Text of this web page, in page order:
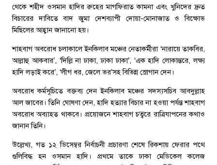
থেকে শহীদ ওসমান হাদির রুহের মাগফিরাত কামনা এবং খুনিদের দ্রুত
বিচারের দাবিতে বাদ জুমা দেশব্যাপী দোয়া-মোনাজাত ও বিক্ষোভ
মিছিলের আহ্বান জানানো হয়।
শাহবাগ অবরোধ চলাকালে ইনকিলাব মঞ্চের নেতাকর্মীরা ‘নারায়ে তাকবির,
আল্লাহু আকবার’, ‘দিল্লি না ঢাকা, ঢাকা ঢাকা’, ‘এক হাদি লোকান্তরে, লক্ষ্য
হাদি লড়াই করে’, ‘লীগ ধর, জেলে ভর’সহ বিভিন্ন স্লোগান দেন।
অবরোধ কর্মসূচিতে বক্তব্য দেন ইনকিলাব মঞ্চের সদস্যসচিব আবদুল্লাহ
আল জাবের। তিনি ঘোষণা দেন, হাদি হত্যার বিচার না হওয়া পর্যন্ত শাহবাগ
অবরোধ অব্যাহত থাকবে। প্রয়োজনে শাহবাগ চত্বরে রাত্রিযাপনের কথাও
জানান তিনি।
উল্লেখ্য, গত ১২ ডিসেম্বর নির্বাচনী প্রচারণা শেষে রিকশায় ফেরার পথে
গুলিবিদ্ধ হন ওসমান হাদি। প্রথমে তাকে ঢাকা মেডিকেল কলেজ